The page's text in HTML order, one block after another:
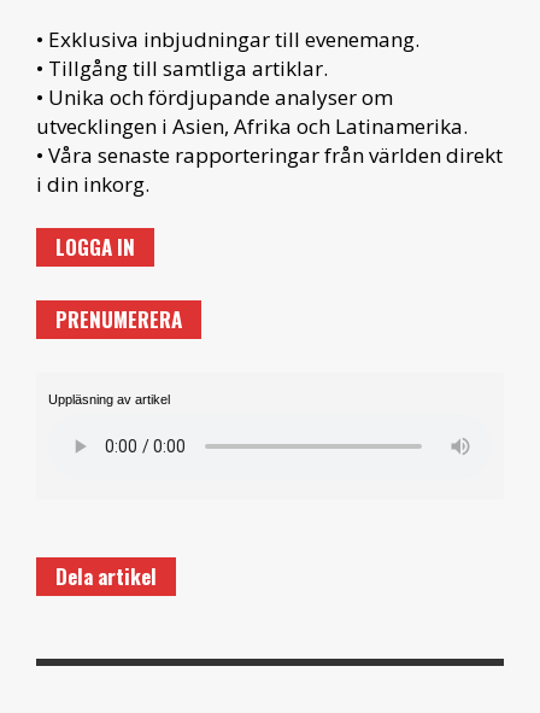
• Exklusiva inbjudningar till evenemang.
• Tillgång till samtliga artiklar.
• Unika och fördjupande analyser om
utvecklingen i Asien, Afrika och Latinamerika.
• Våra senaste rapporteringar från världen direkt
i din inkorg.
LOGGA IN
PRENUMERERA
Uppläsning av artikel
Dela artikel